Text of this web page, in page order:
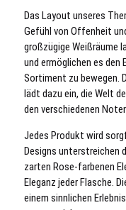
Das Layout unseres
Gefühl von Offenheit
großzügige Weißräume
und ermöglichen es den
Sortiment zu bewegen.
lädt dazu ein, die Welt
den verschiedenen
Jedes Produkt wird
Designs unterstreichen
zarten Rose-farbenen
Eleganz jeder Flasche.
einem sinnlichen